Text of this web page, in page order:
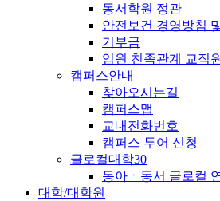
동서학원 정관
안전보건 경영방침
기부금
임원 친족관계 교직원
캠퍼스안내
찾아오시는길
캠퍼스맵
교내전화번호
캠퍼스 투어 신청
글로컬대학30
동아ㆍ동서 글로컬
대학/대학원